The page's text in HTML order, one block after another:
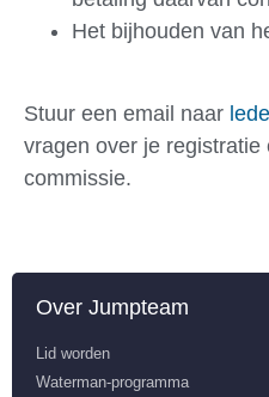
Het bijhouden van
Stuur een email naar
vragen over je registratie
commissie.
Over Jumpteam
Lid worden
Waterman-programma